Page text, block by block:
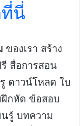
นี่
ของเรา สร้าง
สื่อการสอน
ดาวน์โหลด ใบ
กหัด ข้อสอบ
นรู้ บทความ